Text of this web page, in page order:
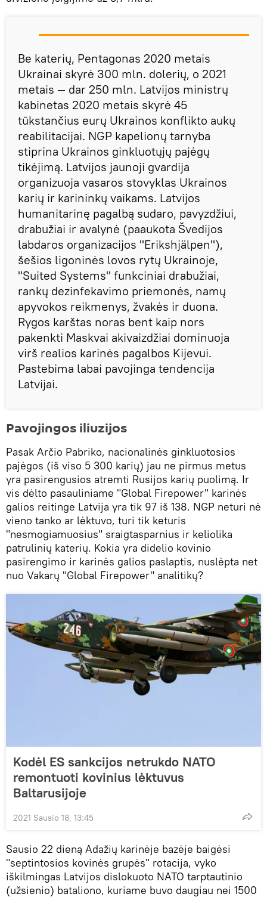
Be katerių, Pentagonas 2020 metais
Ukrainai skyrė 300 mln. dolerių, o 2021
metais — dar 250 mln. Latvijos ministrų
kabinetas 2020 metais skyrė 45
tūkstančius eurų Ukrainos konflikto aukų
reabilitacijai. NGP kapelionų tarnyba
stiprina Ukrainos ginkluotųjų pajėgų
tikėjimą. Latvijos jaunoji gvardija
organizuoja vasaros stovyklas Ukrainos
karių ir karininkų vaikams. Latvijos
humanitarinę pagalbą sudaro, pavyzdžiui,
drabužiai ir avalynė (paaukota Švedijos
labdaros organizacijos "Erikshjälpen"),
šešios ligoninės lovos rytų Ukrainoje,
"Suited Systems" funkciniai drabužiai,
rankų dezinfekavimo priemonės, namų
apyvokos reikmenys, žvakės ir duona.
Rygos karštas noras bent kaip nors
pakenkti Maskvai akivaizdžiai dominuoja
virš realios karinės pagalbos Kijevui.
Pastebima labai pavojinga tendencija
Latvijai.
Pavojingos iliuzijos
Pasak Arčio Pabriko, nacionalinės ginkluotosios
pajėgos (iš viso 5 300 karių) jau ne pirmus metus
yra pasirengusios atremti Rusijos karių puolimą. Ir
vis dėlto pasauliniame "Global Firepower" karinės
galios reitinge Latvija yra tik 97 iš 138. NGP neturi nė
vieno tanko ar lėktuvo, turi tik keturis
"nesmogiamuosius" sraigtasparnius ir keliolika
patrulinių katerių. Kokia yra didelio kovinio
pasirengimo ir karinės galios paslaptis, nuslėpta net
nuo Vakarų "Global Firepower" analitikų?
Kodėl ES sankcijos netrukdo NATO
remontuoti kovinius lėktuvus
Baltarusijoje
2021 Sausio 18, 13:45
Sausio 22 dieną Adažių karinėje bazėje baigėsi
"septintosios kovinės grupės" rotacija, vyko
iškilmingas Latvijos dislokuoto NATO tarptautinio
(užsienio) bataliono, kuriame buvo daugiau nei 1500